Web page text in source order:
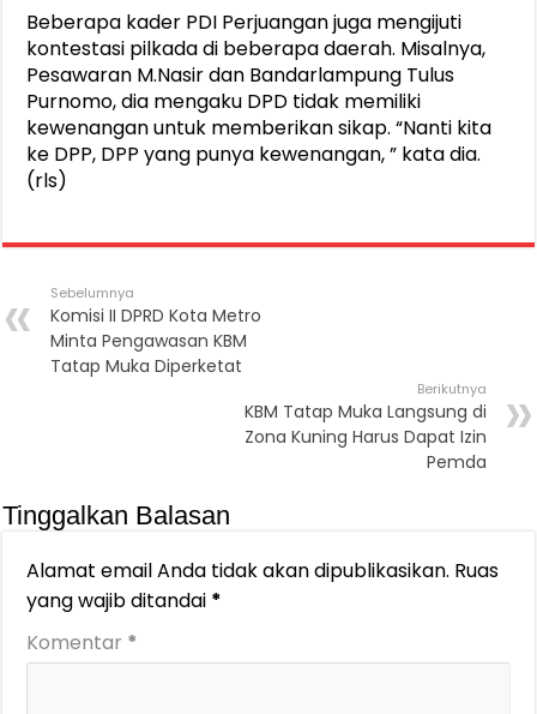
Beberapa kader PDI Perjuangan juga mengijuti
kontestasi pilkada di beberapa daerah. Misalnya,
Pesawaran M.Nasir dan Bandarlampung Tulus
Purnomo, dia mengaku DPD tidak memiliki
kewenangan untuk memberikan sikap. “Nanti kita
ke DPP, DPP yang punya kewenangan, ” kata dia.
(rls)
Sebelumnya
Komisi II DPRD Kota Metro
Minta Pengawasan KBM
Tatap Muka Diperketat
Berikutnya
KBM Tatap Muka Langsung di
Zona Kuning Harus Dapat Izin
Pemda
Tinggalkan Balasan
Alamat email Anda tidak akan dipublikasikan. Ruas
yang wajib ditandai *
Komentar *